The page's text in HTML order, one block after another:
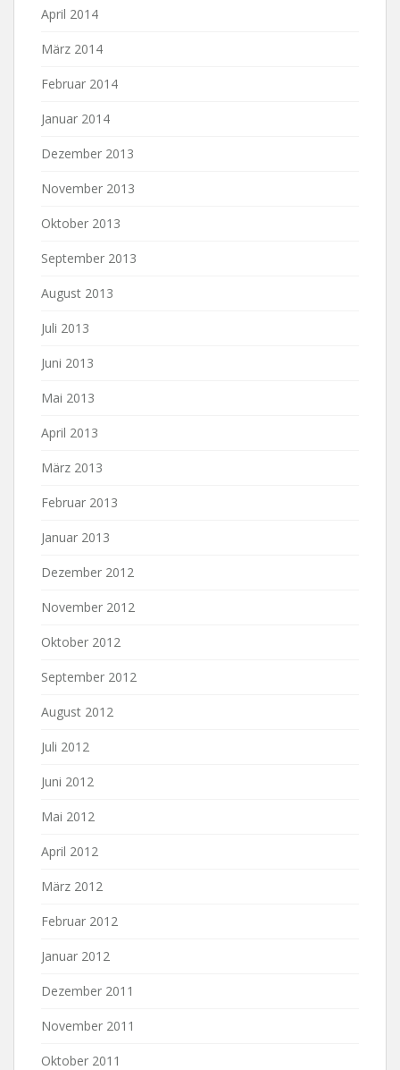
April 2014
März 2014
Februar 2014
Januar 2014
Dezember 2013
November 2013
Oktober 2013
September 2013
August 2013
Juli 2013
Juni 2013
Mai 2013
April 2013
März 2013
Februar 2013
Januar 2013
Dezember 2012
November 2012
Oktober 2012
September 2012
August 2012
Juli 2012
Juni 2012
Mai 2012
April 2012
März 2012
Februar 2012
Januar 2012
Dezember 2011
November 2011
Oktober 2011